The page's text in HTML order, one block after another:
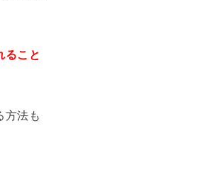
ること
方法も